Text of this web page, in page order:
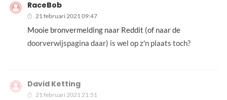
RaceBob
21 februari 2021 09:47
Mooie bronvermelding naar Reddit (of naar de
doorverwijspagina daar) is wel op z'n plaats toch?
David Ketting
21 februari 2021 21:51